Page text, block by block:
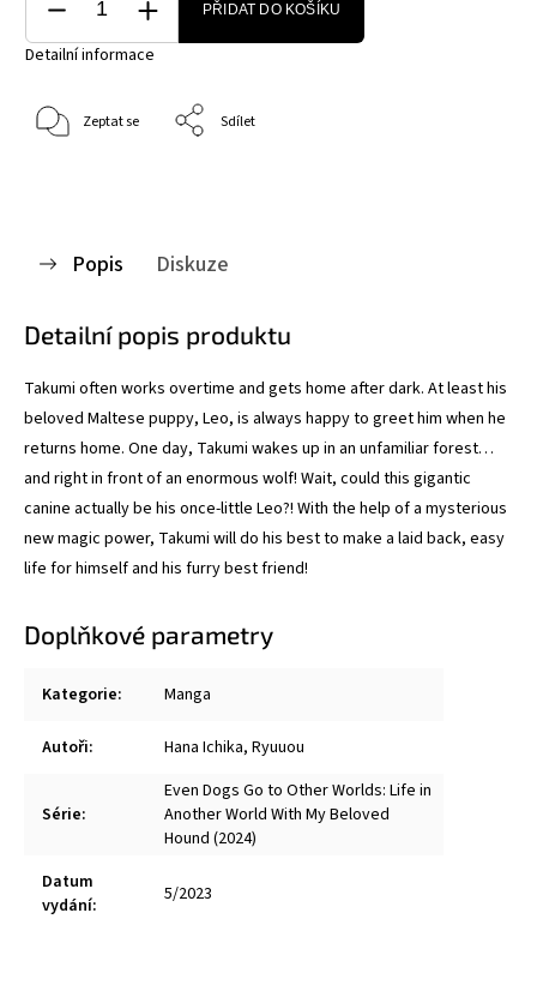
PŘIDAT DO KOŠÍKU
Detailní informace
Zeptat se Sdílet
Popis Diskuze
Detailní popis produktu
Takumi often works overtime and gets home after dark. At least his
beloved Maltese puppy, Leo, is always happy to greet him when he
returns home. One day, Takumi wakes up in an unfamiliar forest…
and right in front of an enormous wolf! Wait, could this gigantic
canine actually be his once-little Leo?! With the help of a mysterious
new magic power, Takumi will do his best to make a laid back, easy
life for himself and his furry best friend!
Doplňkové parametry
Kategorie: Manga
Autoři: Hana Ichika, Ryuuou
Série:
Even Dogs Go to Other Worlds: Life in
Another World With My Beloved
Hound (2024)
Datum
vydání: 5/2023